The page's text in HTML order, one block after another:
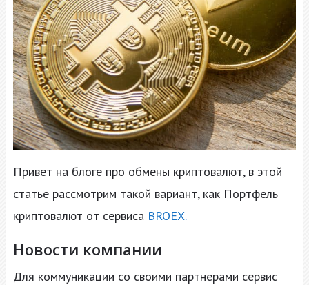
Привет на блоге про обмены криптовалют, в этой
статье рассмотрим такой вариант, как Портфель
криптовалют от сервиса BROEX.
Новости компании
Для коммуникации со своими партнерами сервис